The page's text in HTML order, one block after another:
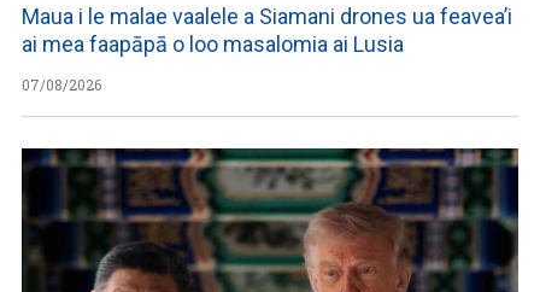
Maua i le malae vaalele a Siamani drones ua feavea’i
ai mea faapāpā o loo masalomia ai Lusia
07/08/2026